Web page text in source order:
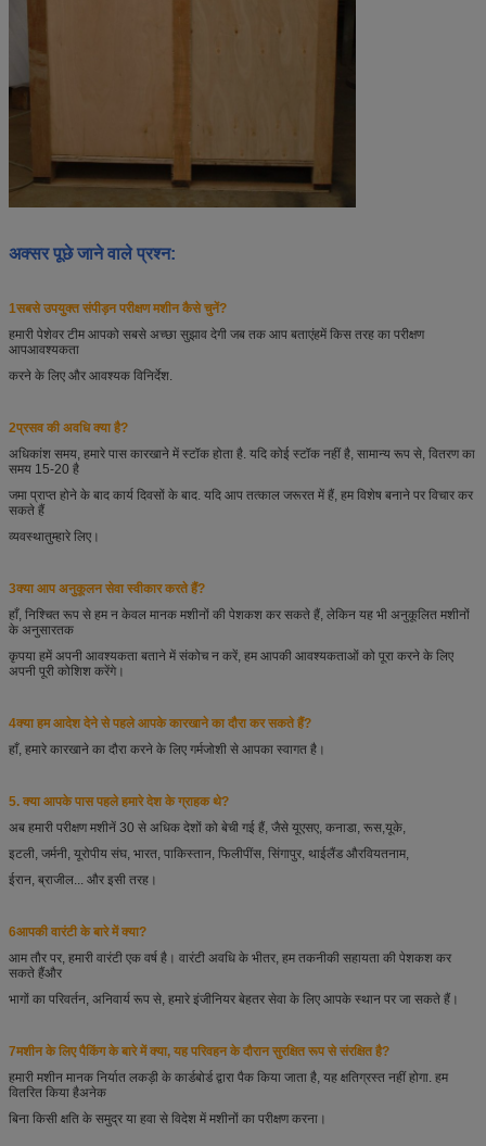
अक्सर पूछे जाने वाले प्रश्न:
1सबसे उपयुक्त संपीड़न परीक्षण मशीन कैसे चुनें?
हमारी पेशेवर टीम आपको सबसे अच्छा सुझाव देगी जब तक आप बताएंहमें किस तरह का परीक्षण
आपआवश्यकता
करने के लिए और आवश्यक विनिर्देश.
2प्रसव की अवधि क्या है?
अधिकांश समय, हमारे पास कारखाने में स्टॉक होता है. यदि कोई स्टॉक नहीं है, सामान्य रूप से, वितरण का
समय 15-20 है
जमा प्राप्त होने के बाद कार्य दिवसों के बाद. यदि आप तत्काल जरूरत में हैं, हम विशेष बनाने पर विचार कर
सकते हैं
व्यवस्थातुम्हारे लिए।
3क्या आप अनुकूलन सेवा स्वीकार करते हैं?
हाँ, निश्चित रूप से हम न केवल मानक मशीनों की पेशकश कर सकते हैं, लेकिन यह भी अनुकूलित मशीनों
के अनुसारतक
कृपया हमें अपनी आवश्यकता बताने में संकोच न करें, हम आपकी आवश्यकताओं को पूरा करने के लिए
अपनी पूरी कोशिश करेंगे।
4क्या हम आदेश देने से पहले आपके कारखाने का दौरा कर सकते हैं?
हाँ, हमारे कारखाने का दौरा करने के लिए गर्मजोशी से आपका स्वागत है।
5. क्या आपके पास पहले हमारे देश के ग्राहक थे?
अब हमारी परीक्षण मशीनें 30 से अधिक देशों को बेची गई हैं, जैसे यूएसए, कनाडा, रूस, यूके,
इटली, जर्मनी, यूरोपीय संघ, भारत, पाकिस्तान, फिलीपींस, सिंगापुर, थाईलैंड औरवियतनाम,
ईरान, ब्राजील... और इसी तरह।
6आपकी वारंटी के बारे में क्या?
आम तौर पर, हमारी वारंटी एक वर्ष है। वारंटी अवधि के भीतर, हम तकनीकी सहायता की पेशकश कर
सकते हैंऔर
भागों का परिवर्तन, अनिवार्य रूप से, हमारे इंजीनियर बेहतर सेवा के लिए आपके स्थान पर जा सकते हैं।
7मशीन के लिए पैकिंग के बारे में क्या, यह परिवहन के दौरान सुरक्षित रूप से संरक्षित है?
हमारी मशीन मानक निर्यात लकड़ी के कार्डबोर्ड द्वारा पैक किया जाता है, यह क्षतिग्रस्त नहीं होगा. हम
वितरित किया हैअनेक
बिना किसी क्षति के समुद्र या हवा से विदेश में मशीनों का परीक्षण करना।